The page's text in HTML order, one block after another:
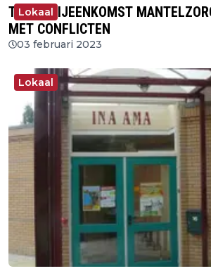
Lokaal
THEMABIJEENKOMST
MET CONFLICTEN
03 februari 2023
Lokaal